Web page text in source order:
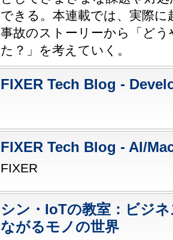
できる。本連載では、実際に
事故のストーリーから「ど
た？」を考えていく。
FIXER Tech Blog -
FIXER Tech Blog - AI/
FIXER
シン・IoTの教室：ビジ
ながるモノの世界